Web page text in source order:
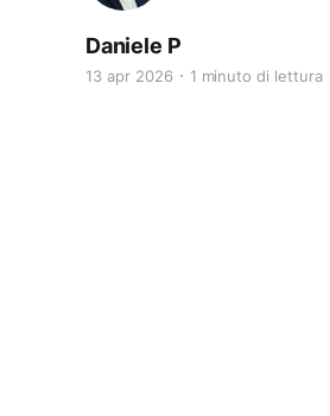
Daniele P
13 apr 2026 1 minuto di lettura